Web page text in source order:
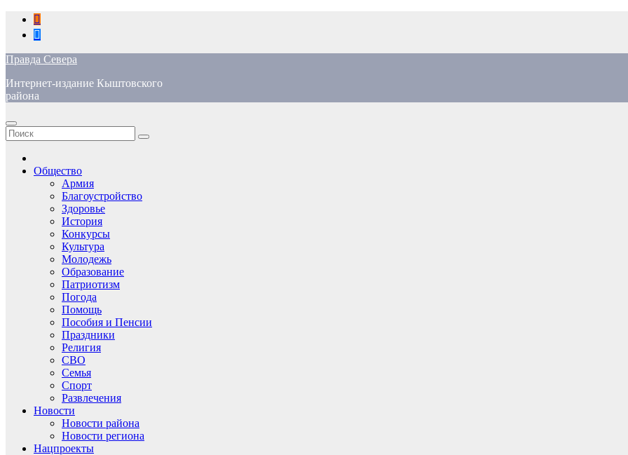
Перейти
содержимому
Правда Севера
Интернет-издание Кыштовского
района
Общество
Армия
Благоустройство
Здоровье
История
Конкурсы
Культура
Молодежь
Образование
Патриотизм
Погода
Помощь
Пособия и Пенсии
Праздники
Религия
СВО
Семья
Спорт
Развлечения
Новости
Новости района
Новости региона
Нацпроекты